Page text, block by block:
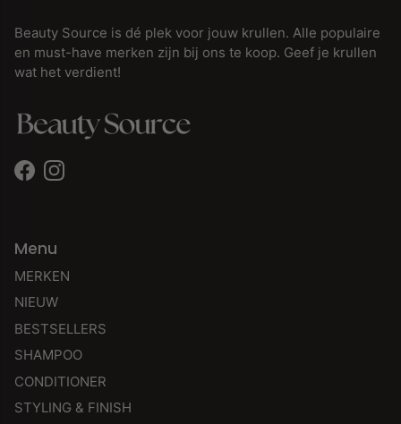
Beauty Source is dé plek voor jouw krullen. Alle populaire
en must-have merken zijn bij ons te koop. Geef je krullen
wat het verdient!
FacebookInstagram
Menu
MERKEN
NIEUW
BESTSELLERS
SHAMPOO
CONDITIONER
STYLING & FINISH